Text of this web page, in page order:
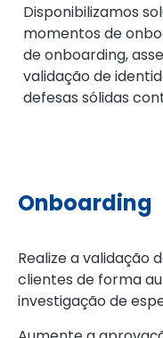
Disponibilizamos
momentos de
de onboarding,
validação de
defesas sólidas
Onboarding
Realize a validação
clientes de forma
investigação de